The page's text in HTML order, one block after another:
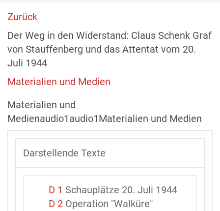
Zurück
Der Weg in den Widerstand: Claus Schenk Graf
von Stauffenberg und das Attentat vom 20.
Juli 1944
Materialien und Medien
Materialien und
Medienaudio1audio1Materialien und Medien
Darstellende Texte
D 1 Schauplätze 20. Juli 1944
D 2 Operation "Walküre"